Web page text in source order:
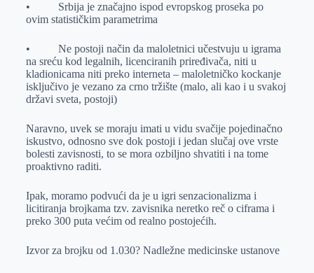
• Srbija je značajno ispod evropskog proseka po
ovim statističkim parametrima
• Ne postoji način da maloletnici učestvuju u igrama
na sreću kod legalnih, licenciranih priređivača, niti u
kladionicama niti preko interneta – maloletničko kockanje
isključivo je vezano za crno tržište (malo, ali kao i u svakoj
državi sveta, postoji)
Naravno, uvek se moraju imati u vidu svačije pojedinačno
iskustvo, odnosno sve dok postoji i jedan slučaj ove vrste
bolesti zavisnosti, to se mora ozbiljno shvatiti i na tome
proaktivno raditi.
Ipak, moramo podvući da je u igri senzacionalizma i
licitiranja brojkama tzv. zavisnika neretko reč o ciframa i
preko 300 puta većim od realno postojećih.
Izvor za brojku od 1.030? Nadležne medicinske ustanove